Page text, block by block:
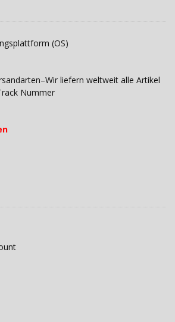
(OS)
liefern weltweit alle Artikel
Nummer